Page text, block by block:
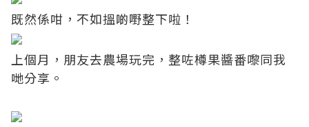
既然係咁，不如搵啲嘢整下啦！
上個月，朋友去農場玩完，整咗樽果醬番嚟同我
哋分享。